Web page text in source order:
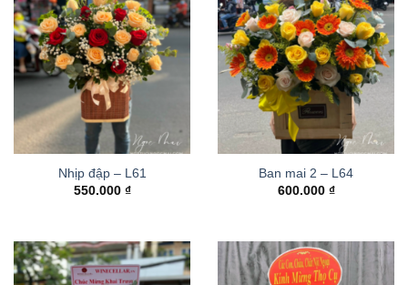
Nhịp đập – L61
550.000 ₫
Ban mai 2 – L64
600.000 ₫